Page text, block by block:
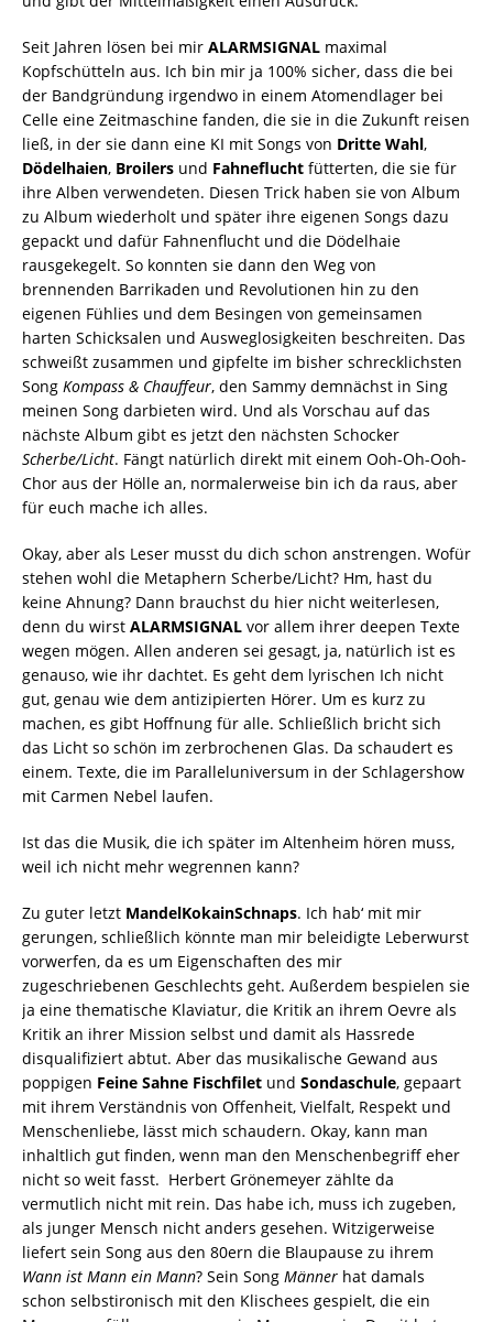
Seit Jahren lösen bei mir ALARMSIGNAL maximal
Kopfschütteln aus. Ich bin mir ja 100% sicher, dass die bei
der Bandgründung irgendwo in einem Atomendlager bei
Celle eine Zeitmaschine fanden, die sie in die Zukunft reisen
ließ, in der sie dann eine KI mit Songs von Dritte Wahl,
Dödelhaien, Broilers und Fahneflucht fütterten, die sie für
ihre Alben verwendeten. Diesen Trick haben sie von Album
zu Album wiederholt und später ihre eigenen Songs dazu
gepackt und dafür Fahnenflucht und die Dödelhaie
rausgekegelt. So konnten sie dann den Weg von
brennenden Barrikaden und Revolutionen hin zu den
eigenen Fühlies und dem Besingen von gemeinsamen
harten Schicksalen und Ausweglosigkeiten beschreiten. Das
schweißt zusammen und gipfelte im bisher schrecklichsten
Song Kompass & Chauffeur, den Sammy demnächst in Sing
meinen Song darbieten wird. Und als Vorschau auf das
nächste Album gibt es jetzt den nächsten Schocker
Scherbe/Licht. Fängt natürlich direkt mit einem Ooh-Oh-Ooh-
Chor aus der Hölle an, normalerweise bin ich da raus, aber
für euch mache ich alles.
Okay, aber als Leser musst du dich schon anstrengen. Wofür
stehen wohl die Metaphern Scherbe/Licht? Hm, hast du
keine Ahnung? Dann brauchst du hier nicht weiterlesen,
denn du wirst ALARMSIGNAL vor allem ihrer deepen Texte
wegen mögen. Allen anderen sei gesagt, ja, natürlich ist es
genauso, wie ihr dachtet. Es geht dem lyrischen Ich nicht
gut, genau wie dem antizipierten Hörer. Um es kurz zu
machen, es gibt Hoffnung für alle. Schließlich bricht sich
das Licht so schön im zerbrochenen Glas. Da schaudert es
einem. Texte, die im Paralleluniversum in der Schlagershow
mit Carmen Nebel laufen.
Ist das die Musik, die ich später im Altenheim hören muss,
weil ich nicht mehr wegrennen kann?
Zu guter letzt MandelKokainSchnaps. Ich hab‘ mit mir
gerungen, schließlich könnte man mir beleidigte Leberwurst
vorwerfen, da es um Eigenschaften des mir
zugeschriebenen Geschlechts geht. Außerdem bespielen sie
ja eine thematische Klaviatur, die Kritik an ihrem Oevre als
Kritik an ihrer Mission selbst und damit als Hassrede
disqualifiziert abtut. Aber das musikalische Gewand aus
poppigen Feine Sahne Fischfilet und Sondaschule, gepaart
mit ihrem Verständnis von Offenheit, Vielfalt, Respekt und
Menschenliebe, lässt mich schaudern. Okay, kann man
inhaltlich gut finden, wenn man den Menschenbegriff eher
nicht so weit fasst. Herbert Grönemeyer zählte da
vermutlich nicht mit rein. Das habe ich, muss ich zugeben,
als junger Mensch nicht anders gesehen. Witzigerweise
liefert sein Song aus den 80ern die Blaupause zu ihrem
Wann ist Mann ein Mann? Sein Song Männer hat damals
schon selbstironisch mit den Klischees gespielt, die ein